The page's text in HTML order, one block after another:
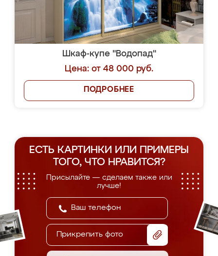
Шкаф-купе "Водопад"
Цена: от 48 000 руб.
ПОДРОБНЕЕ
ЕСТЬ КАРТИНКИ ИЛИ ПРИМЕРЫ
ТОГО, ЧТО НРАВИТСЯ?
Присылайте — сделаем также или
лучше!
Прикрепить фото